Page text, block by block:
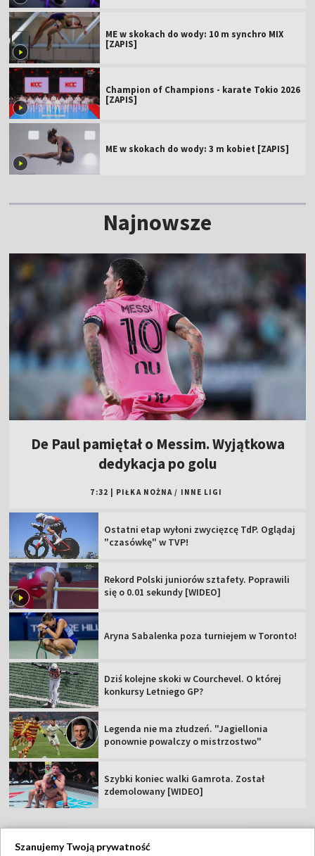
ME w skokach do wody: 10 m synchro MIX
[ZAPIS]
Champion of Champions - karate Tokio 2026
[ZAPIS]
ME w skokach do wody: 3 m kobiet [ZAPIS]
Najnowsze
De Paul pamiętał o Messim. Wyjątkowa
dedykacja po golu
7:32 PIŁKA NOŻNA / INNE LIGI
Ostatni etap wyłoni zwycięzcę TdP. Oglądaj
"czasówkę" w TVP!
Rekord Polski juniorów sztafety. Poprawili
się o 0.01 sekundy [WIDEO]
Aryna Sabalenka poza turniejem w Toronto!
Dziś kolejne skoki w Courchevel. O której
konkursy Letniego GP?
Legenda nie ma złudzeń. "Jagiellonia
ponownie powalczy o mistrzostwo"
Szybki koniec walki Gamrota. Został
zdemolowany [WIDEO]
Szanujemy Twoją prywatność